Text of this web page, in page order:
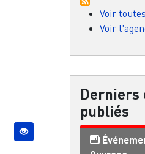
Voir
Voir
Derniers
publiés